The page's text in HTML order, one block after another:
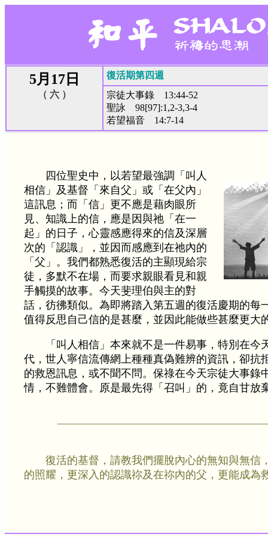
5月17日
（ 六 ）
復活期第四週
宗徒大事錄 13:44-52
聖詠 98[97]:1,2-3,3-4
若望福音 14:7-14
四位聖史中，以若望最強調「叫人
相信」及基督「來自父」或「在父內」
這訊息；而「信」更不應是藉肉眼所
見、知識上的信，應是因與祂「在一
起」的日子，心靈感應得來的信及深層
次的「認識」，並因而感應到在祂內的
「父」。我們都熟悉復活的主顯現給宗
徒，多默不在場，而要求親眼看見和親
手觸摸的故事。今天斐理伯與主的對
話，彷彿類似。為即將踏入第五週的復活慶期的每
值得反思自己信的是甚麼，並因此能做些甚麼更大
「叫人相信」本來就不是一件易事，特別在今
代，世人寧信流傳網上種種真偽難辨的資訊，卻抗
的救恩訊息，或不聞不問。保祿在今天宗徒大事錄
情，不難體會。原是最先得「召叫」的，竟自甘放
復活的基督，請教我們擺脫內心的無知與無信
的照耀，更深入的認識祢及在祢內的父，更能成為